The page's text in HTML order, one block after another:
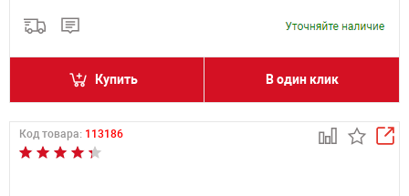
Купить В один клик
Код товара: 113186